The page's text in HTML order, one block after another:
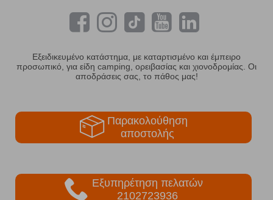
Εξειδικευμένο κατάστημα, με καταρτισμένο και έμπειρο
προσωπικό, για είδη camping, ορειβασίας και χιονοδρομίας. Οι
αποδράσεις σας, το πάθος μας!
Παρακολούθηση
αποστολής
Εξυπηρέτηση πελατών
2102723936